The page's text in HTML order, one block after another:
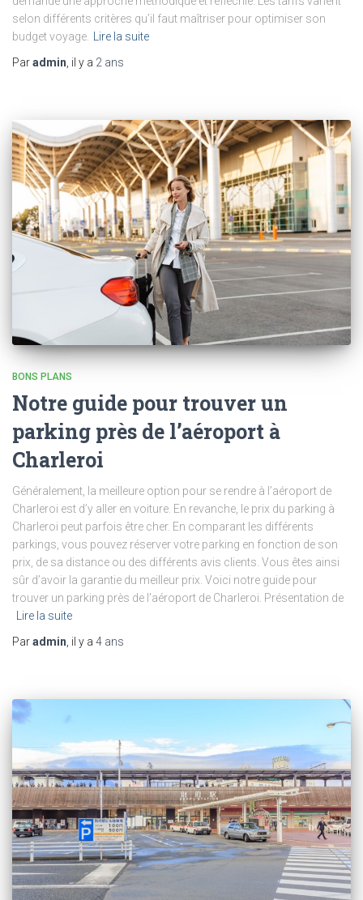
selon différents critères qu’il faut maîtriser pour optimiser son
budget voyage.
Lire la suite
Paradmin , il y a 2 ans
BONS PLANS
Notre guide pour trouver un
parking près de l’aéroport à
Charleroi
Généralement, la meilleure option pour se rendre à l’aéroport de
Charleroi est d’y aller en voiture. En revanche, le prix du parking à
Charleroi peut parfois être cher. En comparant les différents
parkings, vous pouvez réserver votre parking en fonction de son
prix, de sa distance ou des différents avis clients. Vous êtes ainsi
sûr d’avoir la garantie du meilleur prix. Voici notre guide pour
trouver un parking près de l’aéroport de Charleroi. Présentation de
Lire la suite
Paradmin, il y a 4 ans